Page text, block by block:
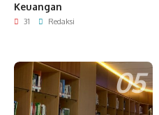
Keuangan
31 Redaksi